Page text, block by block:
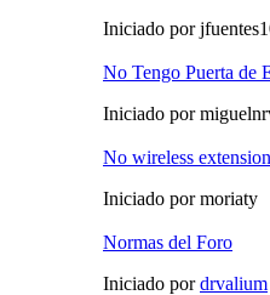
Iniciado por
No Tengo Puerta de
Iniciado por
No wireless
Iniciado por moriaty
Normas del Foro
Iniciado pordrvalium